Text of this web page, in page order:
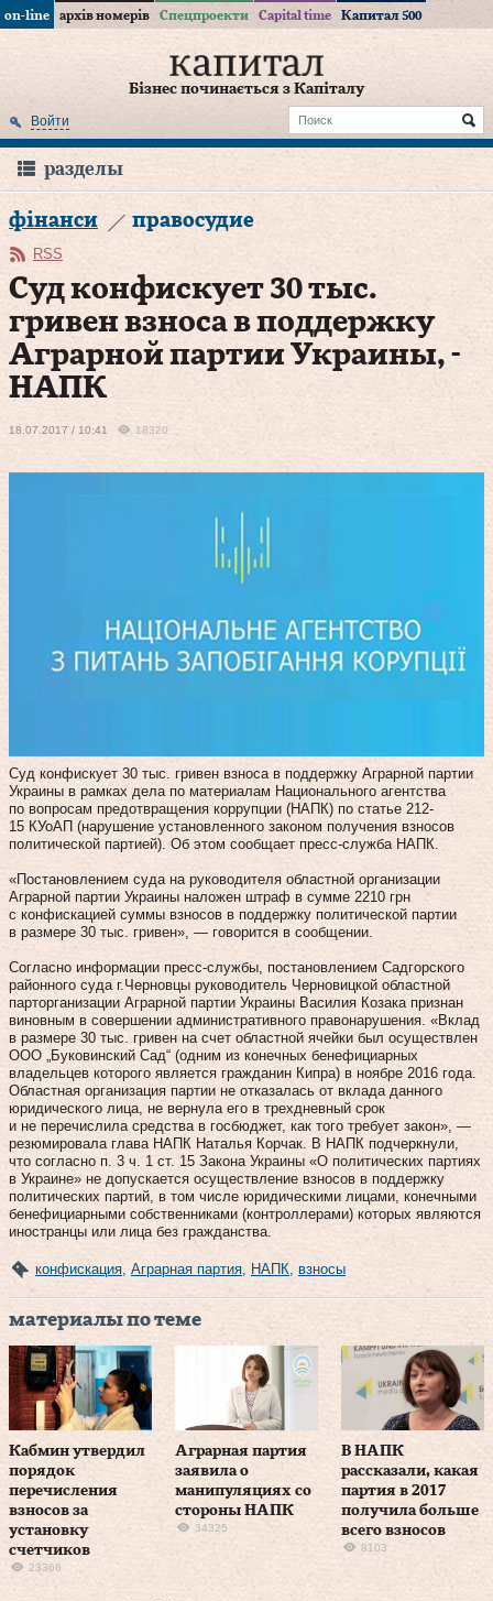
on-line архів номерів Спецпроекти Capital time Капитал 500
Бізнес починається з Капіталу
Войти
разделы
фінанси правосудие
RSS
Суд конфискует 30 тыс.
гривен взноса в поддержку
Аграрной партии Украины, -
НАПК
18.07.2017 / 10:41 18320
Суд конфискует 30 тыс. гривен взноса в поддержку Аграрной партии
Украины в рамках дела по материалам Национального агентства
по вопросам предотвращения коррупции (НАПК) по статье 212-
15 КУоАП (нарушение установленного законом получения взносов
политической партией). Об этом сообщает пресс-служба НАПК.
«Постановлением суда на руководителя областной организации
Аграрной партии Украины наложен штраф в сумме 2210 грн
с конфискацией суммы взносов в поддержку политической партии
в размере 30 тыс. гривен», — говорится в сообщении.
Согласно информации пресс-службы, постановлением Садгорского
районного суда г.Черновцы руководитель Черновицкой областной
парторганизации Аграрной партии Украины Василия Козака признан
виновным в совершении административного правонарушения. «Вклад
в размере 30 тыс. гривен на счет областной ячейки был осуществлен
ООО „Буковинский Сад“ (одним из конечных бенефициарных
владельцев которого является гражданин Кипра) в ноябре 2016 года.
Областная организация партии не отказалась от вклада данного
юридического лица, не вернула его в трехдневный срок
и не перечислила средства в госбюджет, как того требует закон», —
резюмировала глава НАПК Наталья Корчак. В НАПК подчеркнули,
что согласно п. 3 ч. 1 ст. 15 Закона Украины «О политических партиях
в Украине» не допускается осуществление взносов в поддержку
политических партий, в том числе юридическими лицами, конечными
бенефициарными собственниками (контроллерами) которых являются
иностранцы или лица без гражданства.
конфискация Аграрная партия НАПК взносы
материалы по теме
Кабмин утвердил
порядок
перечисления
взносов за
установку
счетчиков
23366
Аграрная партия
заявила о
манипуляциях со
стороны НАПК
34325
В НАПК
рассказали, какая
партия в 2017
получила больше
всего взносов
8103